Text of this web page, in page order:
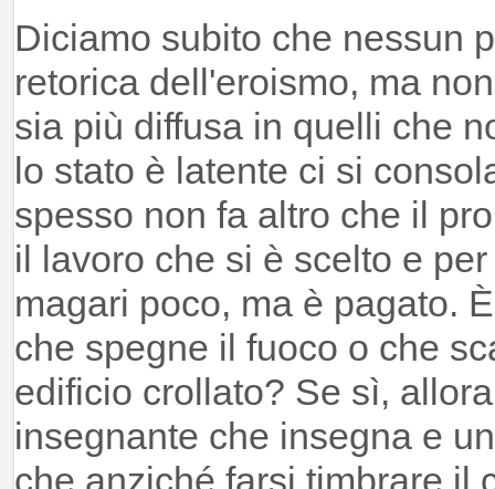
Diciamo subito che nessun
retorica dell'eroismo, ma
sia più diffusa in quelli che
lo stato è latente ci si
spesso non fa altro che il
il lavoro che si è scelto e
magari poco, ma è pagato.
che spegne il fuoco o che
edificio crollato? Se sì,
insegnante che insegna e
che anziché farsi timbrare il